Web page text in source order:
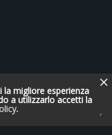
la migliore esperienza
a utilizzarlo accetti la
.